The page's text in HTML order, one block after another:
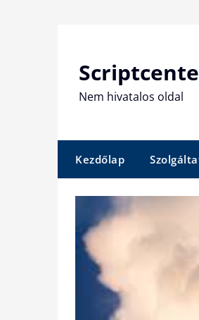
Nem hivatalos oldal
Kezdőlap